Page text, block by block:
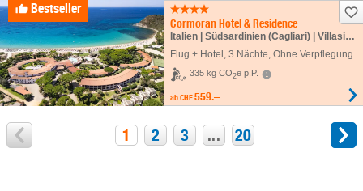
Bestseller
Cormoran Hotel & Residence
Italien | Südsardinien (Cagliari) | Villasimius
Flug + Hotel 3 Nächte , Ohne Verpflegung
335 kg CO2e p.P.
ab CHF 559.–
1 2 3 ... 20